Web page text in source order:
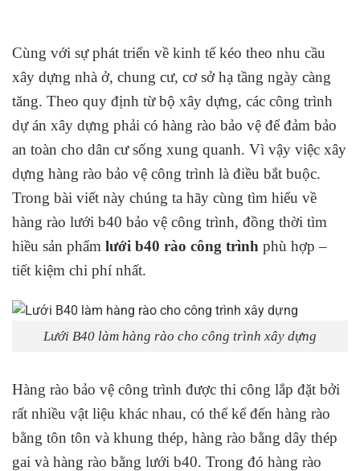
Cùng với sự phát triển về kinh tế kéo theo nhu cầu
xây dựng nhà ở, chung cư, cơ sở hạ tầng ngày càng
tăng. Theo quy định từ bộ xây dựng, các công trình
dự án xây dựng phải có hàng rào bảo vệ để đảm bảo
an toàn cho dân cư sống xung quanh. Vì vậy việc xây
dựng hàng rào bảo vệ công trình là điều bắt buộc.
Trong bài viết này chúng ta hãy cùng tìm hiểu về
hàng rào lưới b40 bảo vệ công trình, đồng thời tìm
hiều sản phẩm lưới b40 rào công trình phù hợp –
tiết kiệm chi phí nhất.
Lưới B40 làm hàng rào cho công trình xây dựng
Hàng rào bảo vệ công trình được thi công lắp đặt bởi
rất nhiều vật liệu khác nhau, có thể kể đến hàng rào
bằng tôn tôn và khung thép, hàng rào bằng dây thép
gai và hàng rào bằng lưới b40. Trong đó hàng rào